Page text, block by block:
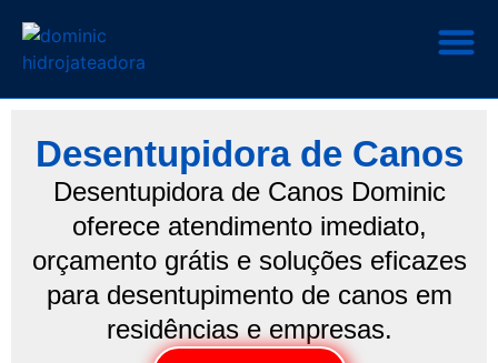
Desentupidora de Canos
Desentupidora de Canos Dominic
oferece atendimento imediato,
orçamento grátis e soluções eficazes
para desentupimento de canos em
residências e empresas.